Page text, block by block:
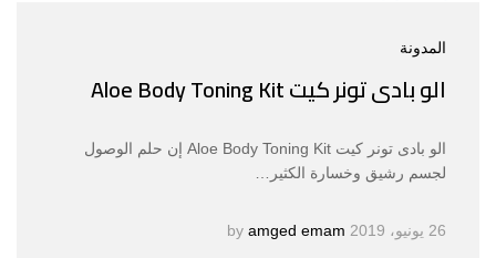
المدونة
الو بادى تونر كيت Aloe Body Toning Kit
الو بادى تونر كيت Aloe Body Toning Kit إن حلم الوصول
لجسم رشيق وخسارة الكثير…
26 يونيو، 2019 amged emam